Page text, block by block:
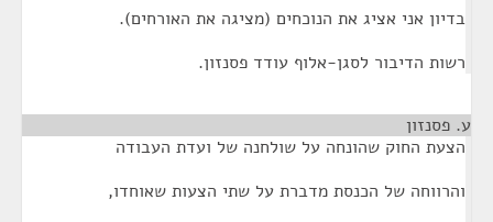
בדיון אני אציג את הנוכחים (מציגה את האורחים).
רשות הדיבור לסגן-אלוף עודד פסנזון.
ע. פסנזון
הצעת החוק שהונחה על שולחנה של ועדת העבודה
והרווחה של הכנסת מדברת על שתי הצעות שאוחדו,